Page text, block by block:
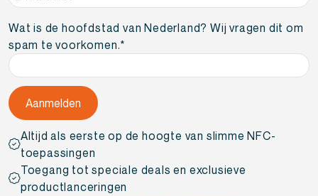
mailadres*
Wat is de hoofdstad van Nederland? Wij vragen dit om
spam te voorkomen.*
Altijd als eerste op de hoogte van slimme NFC-
toepassingen
Toegang tot speciale deals en exclusieve
productlanceringen